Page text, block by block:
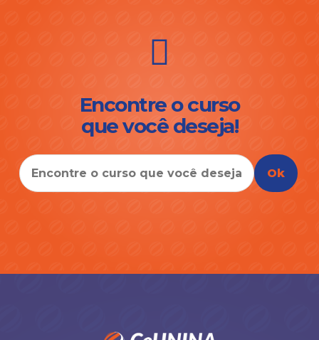
Encontre o curso
que você deseja!
Ok